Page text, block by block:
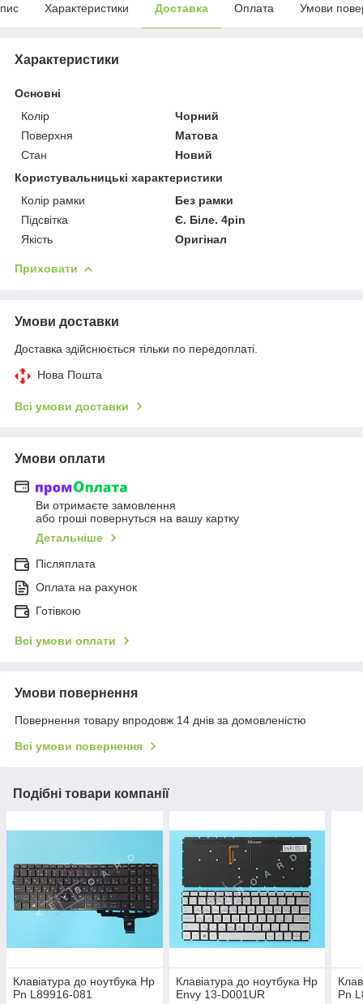
Характеристики Доставка Оплата Умови
Характеристики
Основні
Колір
Чорний
Поверхня
Матова
Стан
Новий
Користувальницькі характеристики
Колір рамки
Без рамки
Підсвітка
Є. Білe. 4pin
Якість
Оригінал
Приховати
Умови доставки
Доставка здійснюється тільки по передоплаті.
Нова Пошта
Всі умови доставки
Умови оплати
Ви отримаєте замовлення
або гроші повернуться на вашу картку
Детальніше
Післяплата
Оплата на рахунок
Готівкою
Всі умови оплати
Умови повернення
Повернення товару впродовж 14 днів за домовленістю
Всі умови повернення
Подібні товари компанії
Клавіатура до ноутбука Hp
Pn L89916-081
Клавіатура до ноутбука Hp
Envy 13-D001UR
Pn